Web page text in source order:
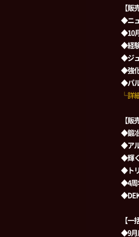
【販
◆ニ
◆10
◆経
◆ジ
◆強
◆パ
└詳
【販
◆鍛
◆ア
◆輝
◆ト
◆4周
【一
◆9月